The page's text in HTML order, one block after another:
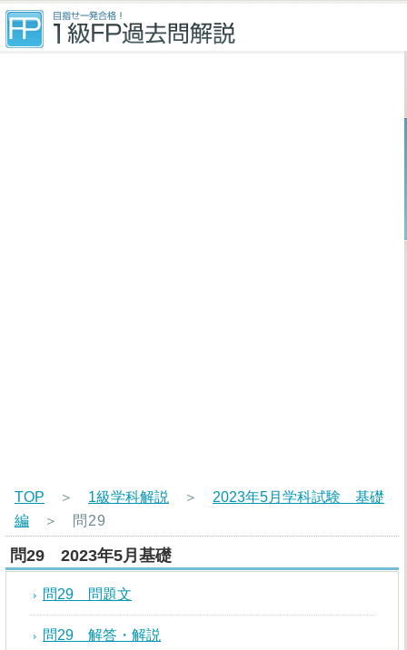
TOP ＞ 1級学科解説 ＞ 2023年5月学科試験 基礎
編 ＞ 問29
問29 2023年5月基礎
問29 問題文
問29 解答・解説